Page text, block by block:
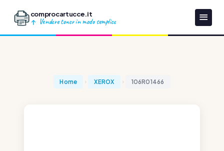
comprocartucce.it
Vendere toner in modo semplice
Home XEROX 106R01466